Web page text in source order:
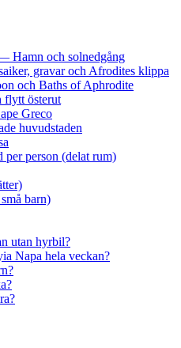
Hamn och solnedgång
gravar och Afrodites klippa
och Baths of Aphrodite
flytt österut
Greco
huvudstaden
person (delat rum)
barn)
utan hyrbil?
Napa hela veckan?